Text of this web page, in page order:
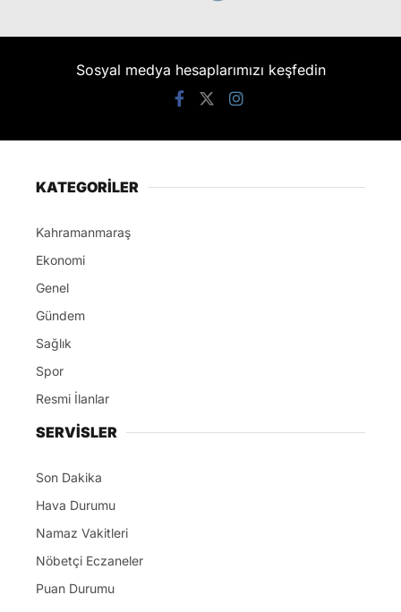
Sosyal medya hesaplarımızı keşfedin
KATEGORİLER
Kahramanmaraş
Ekonomi
Genel
Gündem
Sağlık
Spor
Resmi İlanlar
SERVİSLER
Son Dakika
Hava Durumu
Namaz Vakitleri
Nöbetçi Eczaneler
Puan Durumu